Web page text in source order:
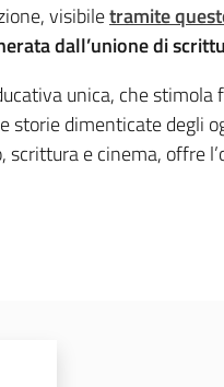
visibiletramite
dall’unione di
unica, che stimola
storie dimenticate degli
e cinema, offre